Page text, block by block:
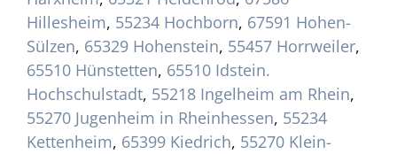
Hillesheim, 55234 Hochborn, 67591 Hohen-
Sülzen, 65329 Hohenstein, 55457 Horrweiler,
65510 Hünstetten, 65510 Idstein.
Hochschulstadt, 55218 Ingelheim am Rhein,
55270 Jugenheim in Rheinhessen, 55234
Kettenheim, 65399 Kiedrich, 55270 Klein-